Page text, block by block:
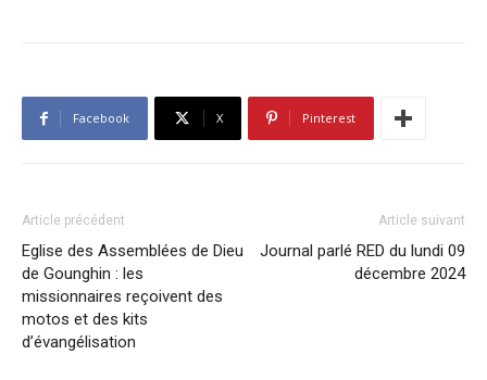
Facebook X Pinterest
Article précédent
Eglise des Assemblées de Dieu
de Gounghin : les
missionnaires reçoivent des
motos et des kits
d’évangélisation
Article suivant
Journal parlé RED du lundi 09
décembre 2024